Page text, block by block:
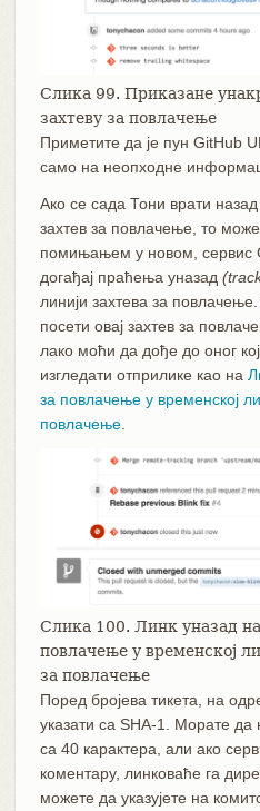
Слика 99. Приказане
захтеву за повлачење
Приметите да је пун GitHub
само на неопходне
Ако се сада Тони врати
захтев за повлачење, то
помињањем у новом, сервис
догађај праћења уназад
линији захтева за
посети овај захтев за
лако моћи да дође до оног
изгледати отприлике као на
за повлачење у временској
повлачење.
Слика 100. Линк уназад на
повлачење у временској
за повлачење
Поред бројева тикета, на
указати са SHA-1. Морате да
са 40 карактера, али ако
коментару, линковаће га
можете да указујете на